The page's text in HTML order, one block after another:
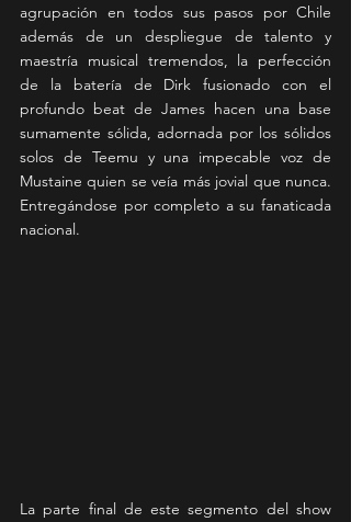
agrupación en todos sus pasos por Chile
además de un despliegue de talento y
maestría musical tremendos, la perfección
de la batería de Dirk fusionado con el
profundo beat de James hacen una base
sumamente sólida, adornada por los sólidos
solos de Teemu y una impecable voz de
Mustaine quien se veía más jovial que nunca.
Entregándose por completo a su fanaticada
nacional.
La parte final de este segmento del show